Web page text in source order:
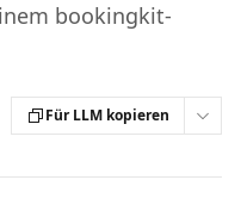
bookingkit-
Für LLM kopieren